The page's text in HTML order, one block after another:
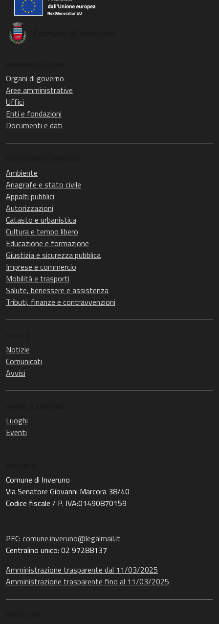
Organi di governo
Aree amministrative
Uffici
Enti e fondazioni
Documenti e dati
Ambiente
Anagrafe e stato civile
Appalti pubblici
Autorizzazioni
Catasto e urbanistica
Cultura e tempo libero
Educazione e formazione
Giustizia e sicurezza pubblica
Imprese e commercio
Mobilità e trasporti
Salute, benessere e assistenza
Tributi, finanze e contravvenzioni
Notizie
Comunicati
Avvisi
Luoghi
Eventi
Comune di Inveruno
Via Senatore Giovanni Marcora 38/40
Codice fiscale / P. IVA:01490870159
PEC: comune.inveruno@legalmail.it
Centralino unico: 02 97288137
Amministrazione trasparente dal 11/03/2025
Amministrazione trasparente fino al 11/03/2025